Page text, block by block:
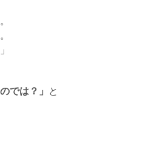
では？」 と